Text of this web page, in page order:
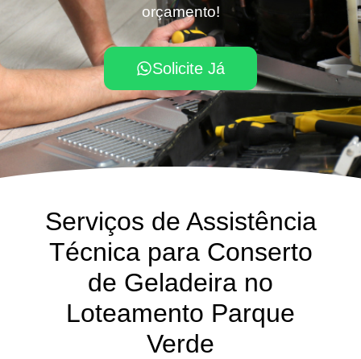
orçamento!
Solicite Já
Serviços de Assistência
Técnica para Conserto
de Geladeira no
Loteamento Parque
Verde